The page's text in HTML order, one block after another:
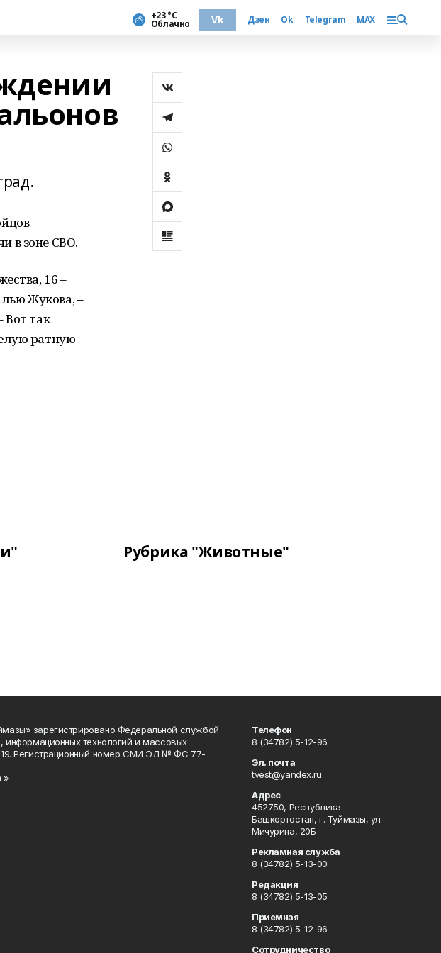
+23 °С
Облачно Vk Дзен Ok Telegram MAX
в зоне СВО.
16 –
Жукова, –
Вот так
ратную
Рубрика "Животные"
зарегистрировано Федеральной службой
информационных технологий и массовых
Регистрационный номер СМИ ЭЛ № ФС 77-
Телефон
8 (34782) 5-12-96
Эл. почта
tvest@yandex.ru
Адрес
452750, Республика
Башкортостан, г. Туймазы, ул.
Мичурина, 20Б
Рекламная служба
8 (34782) 5-13-00
Редакция
8 (34782) 5-13-05
Приемная
8 (34782) 5-12-96
Сотрудничество